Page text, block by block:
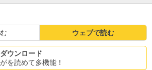
ウェブで読む
ウンロード
を読めて多機能！